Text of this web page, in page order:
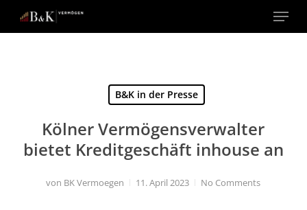
Menu
B&K in der Presse
Kölner Vermögensverwalter
bietet Kreditgeschäft inhouse an
von BK Vermoegen 11. April 2023 No Comments